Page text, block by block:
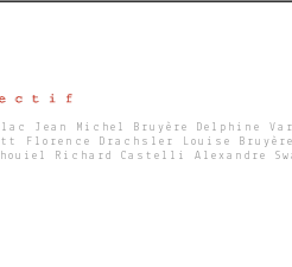
Jean Michel Bruyère Delphine
Florence Drachsler Louise
Richard Castelli Alexandre